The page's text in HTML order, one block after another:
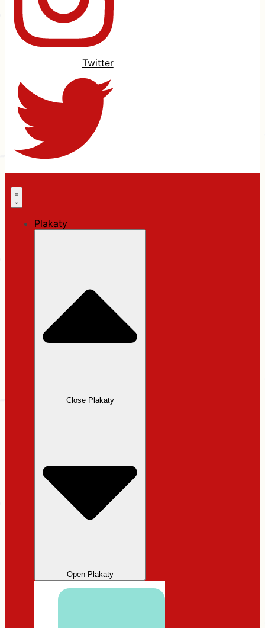
Twitter
Plakaty
Close Plakaty
Open Plakaty